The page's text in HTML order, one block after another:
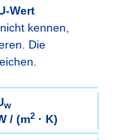
Wert
kennen,
Die
w
/ (m2· K)